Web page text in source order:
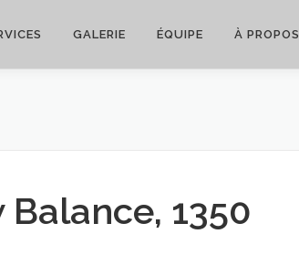
GALERIE ÉQUIPE À PROPOS
Balance, 1350